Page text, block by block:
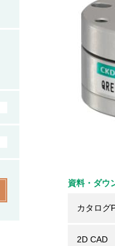
資料・ダウ
カタログ
2D CAD